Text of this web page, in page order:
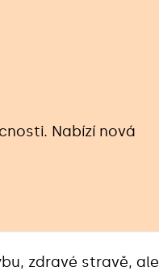
Nabízí nová
zdravé stravě, ale